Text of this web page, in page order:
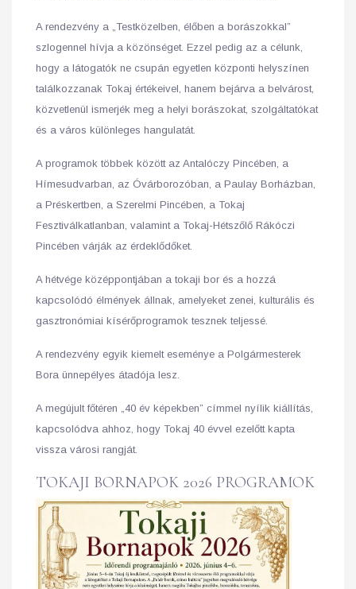
A rendezvény a „Testközelben, élőben a borászokkal”
szlogennel hívja a közönséget. Ezzel pedig az a célunk,
hogy a látogatók ne csupán egyetlen központi helyszínen
találkozzanak Tokaj értékeivel, hanem bejárva a belvárost,
közvetlenül ismerjék meg a helyi borászokat, szolgáltatókat
és a város különleges hangulatát.
A programok többek között az Antalóczy Pincében, a
Hímesudvarban, az Óvárborozóban, a Paulay Borházban,
a Préskertben, a Szerelmi Pincében, a Tokaj
Fesztiválkatlanban, valamint a Tokaj-Hétszőlő Rákóczi
Pincében várják az érdeklődőket.
A hétvége középpontjában a tokaji bor és a hozzá
kapcsolódó élmények állnak, amelyeket zenei, kulturális és
gasztronómiai kísérőprogramok tesznek teljessé.
A rendezvény egyik kiemelt eseménye a Polgármesterek
Bora ünnepélyes átadója lesz.
A megújult főtéren „40 év képekben” címmel nyílik kiállítás,
kapcsolódva ahhoz, hogy Tokaj 40 évvel ezelőtt kapta
vissza városi rangját.
TOKAJI BORNAPOK 2026 PROGRAMOK